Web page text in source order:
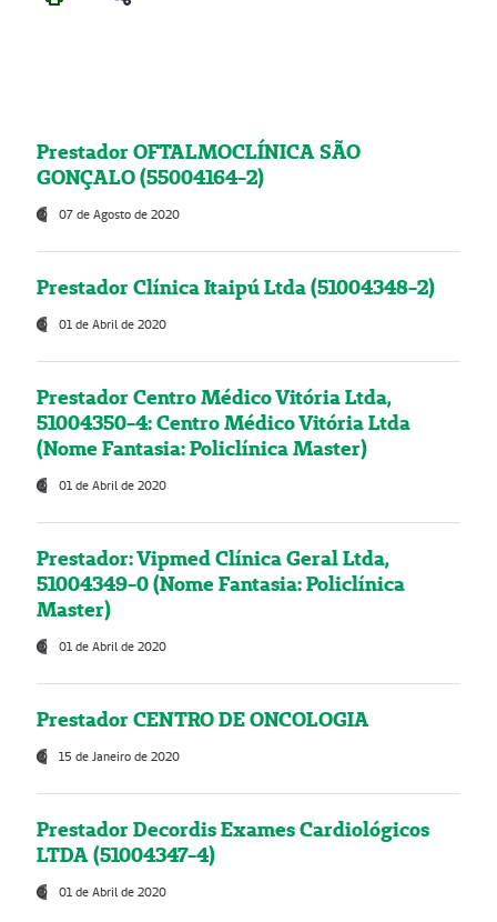
Prestador OFTALMOCLÍNICA SÃO
GONÇALO (55004164-2)
07 de Agosto de 2020
Prestador Clínica Itaipú Ltda (51004348-2)
01 de Abril de 2020
Prestador Centro Médico Vitória Ltda,
51004350-4: Centro Médico Vitória Ltda
(Nome Fantasia: Policlínica Master)
01 de Abril de 2020
Prestador: Vipmed Clínica Geral Ltda,
51004349-0 (Nome Fantasia: Policlínica
Master)
01 de Abril de 2020
Prestador CENTRO DE ONCOLOGIA
15 de Janeiro de 2020
Prestador Decordis Exames Cardiológicos
LTDA (51004347-4)
01 de Abril de 2020